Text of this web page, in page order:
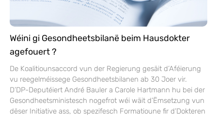
Wéini gi Gesondheetsbilanë beim Hausdokter
agefouert ?
De Koalitiounsaccord vun der Regierung gesäit d’Aféierung
vu reegelméissege Gesondheetsbilanen ab 30 Joer vir.
D’DP-Deputéiert André Bauler a Carole Hartmann hu bei der
Gesondheetsministesch nogefrot wéi wäit d’Ëmsetzung vun
dëser Initiative ass, ob spezifesch Formatioune fir d’Dokteren